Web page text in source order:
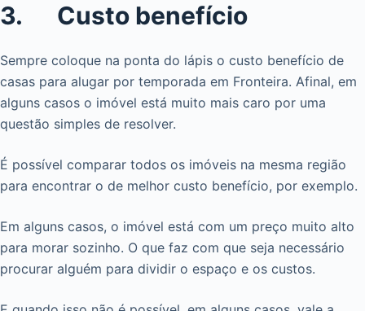
3. Custo benefício
Sempre coloque na ponta do lápis o custo benefício de
casas para alugar por temporada em Fronteira. Afinal, em
alguns casos o imóvel está muito mais caro por uma
questão simples de resolver.
É possível comparar todos os imóveis na mesma região
para encontrar o de melhor custo benefício, por exemplo.
Em alguns casos, o imóvel está com um preço muito alto
para morar sozinho. O que faz com que seja necessário
procurar alguém para dividir o espaço e os custos.